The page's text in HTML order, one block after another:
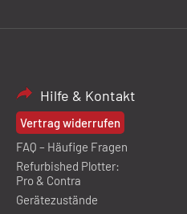
Hilfe & Kontakt
Vertrag widerrufen
FAQ – Häufige Fragen
Refurbished Plotter:
Pro & Contra
Gerätezustände